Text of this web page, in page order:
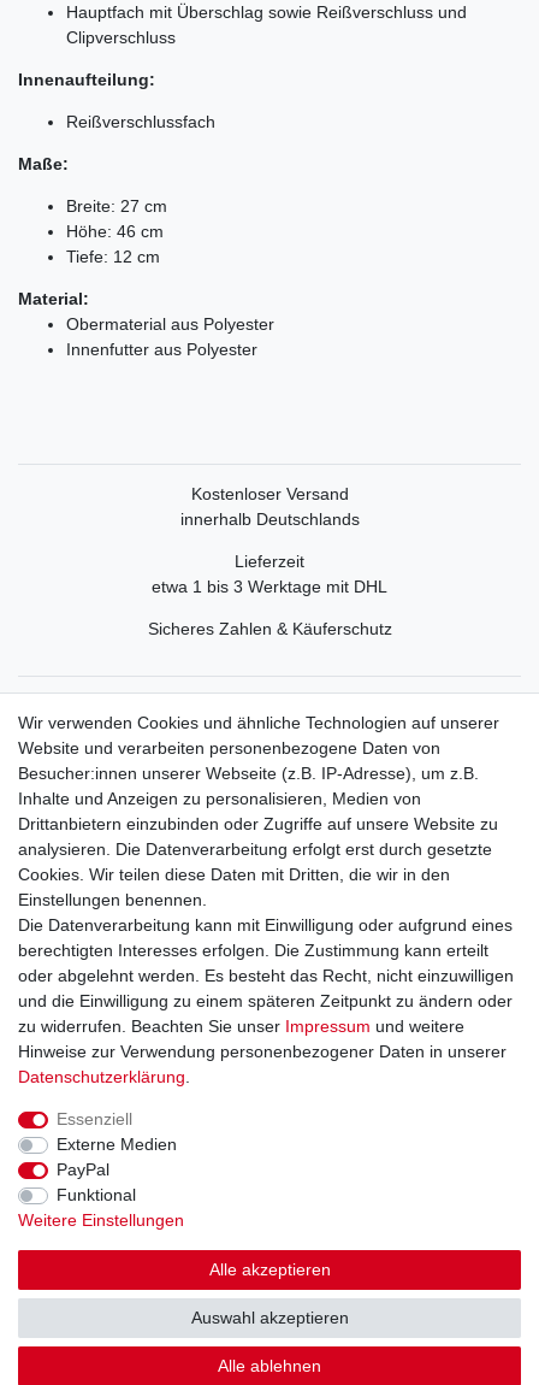
Hauptfach mit Überschlag sowie Reißverschluss und
Clipverschluss
Innenaufteilung:
Reißverschlussfach
Maße:
Breite: 27 cm
Höhe: 46 cm
Tiefe: 12 cm
Material:
Obermaterial aus Polyester
Innenfutter aus Polyester
Kostenloser Versand
innerhalb Deutschlands
Lieferzeit
etwa 1 bis 3 Werktage mit DHL
Sicheres Zahlen & Käuferschutz
Rechtliche Informationen
Widerrufsrecht
Widerrufsformular
Datenschutzerklärung
AGB
Impressum
Vertrag widerrufen Kontakt
Zahlungsarten
Kreditkarte
Lastschrift
Apple Pay
Google Pay
Vorkasse
Facebook
Wir verwenden Cookies und ähnliche Technologien auf unserer
Website und verarbeiten personenbezogene Daten von
Besucher:innen unserer Webseite (z.B. IP-Adresse), um z.B.
Inhalte und Anzeigen zu personalisieren, Medien von
Drittanbietern einzubinden oder Zugriffe auf unsere Website zu
analysieren. Die Datenverarbeitung erfolgt erst durch gesetzte
Cookies. Wir teilen diese Daten mit Dritten, die wir in den
Einstellungen benennen.
Die Datenverarbeitung kann mit Einwilligung oder aufgrund eines
berechtigten Interesses erfolgen. Die Zustimmung kann erteilt
oder abgelehnt werden. Es besteht das Recht, nicht einzuwilligen
und die Einwilligung zu einem späteren Zeitpunkt zu ändern oder
zu widerrufen. Beachten Sie unser Impressum und weitere
Hinweise zur Verwendung personenbezogener Daten in unserer
Daten­schutz­erklärung
Essenziell
Externe Medien
PayPal
Funktional
Weitere Einstellungen
Alle akzeptieren
Alle ablehnen
Auswahl akzeptieren